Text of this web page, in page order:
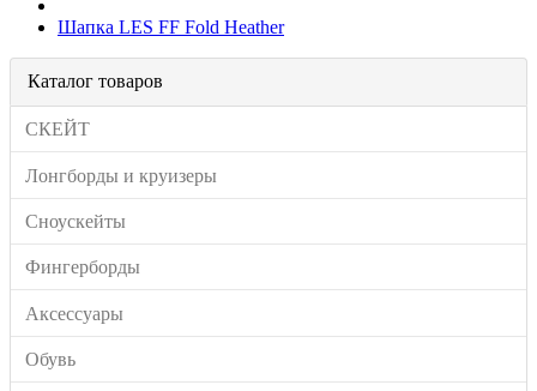
Шапка LES FF Fold Heather
Каталог товаров
СКЕЙТ
Лонгборды и круизеры
Сноускейты
Фингерборды
Аксессуары
Обувь